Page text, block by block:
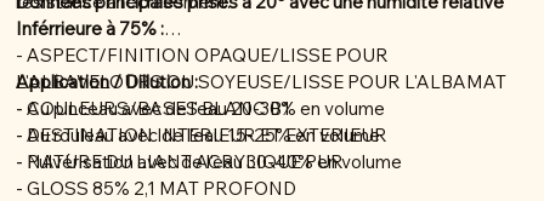
Inférrieure à 75% :
- ASPECT/FINITION OPAQUE/LISSE POUR
L'ALBAVELOURS OU SOYEUSE/LISSE POUR L'ALBAMAT
- COULEURS/BASES BLANC B1
- DESTINATION INTERIEUR ET EXTERIEUR
- NATURE DU LIANT ACRYLIQUE PUR
- GLOSS 85% 2,1 MAT PROFOND
Application / Dillution :
- Au pinceau avec de l'eau 20-30% en volume
- Au rouleau avec de l'eau 15-25% en volume
- Pulvérisation avec de l'eau 30-40% en volume